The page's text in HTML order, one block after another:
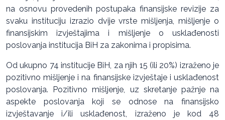
na osnovu provedenih postupaka finansijske revizije za
svaku instituciju izrazio dvije vrste mišljenja, mišljenje o
finansijskim izvještajima i mišljenje o usklađenosti
poslovanja institucija BiH za zakonima i propisima.
Od ukupno 74 institucije BiH, za njih 15 (ili 20%) izraženo je
pozitivno mišljenje i na finansijske izvještaje i usklađenost
poslovanja. Pozitivno mišljenje, uz skretanje pažnje na
aspekte poslovanja koji se odnose na finansijsko
izvještavanje i/ili usklađenost, izraženo je kod 48